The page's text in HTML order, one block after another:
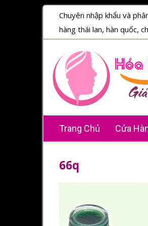
Chuyên nhập khẩu và
hàng thái lan, hàn quốc,
Trang Chủ Cửa
66q